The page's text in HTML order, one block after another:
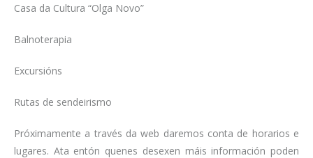
Casa da Cultura “Olga Novo”
Balnoterapia
Excursións
Rutas de sendeirismo
Próximamente a través da web daremos conta de horarios e
lugares. Ata entón quenes desexen máis información poden